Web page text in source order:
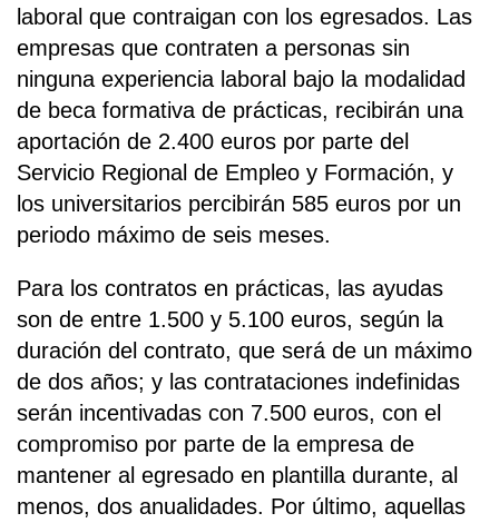
laboral que contraigan con los egresados. Las
empresas que contraten a personas sin
ninguna experiencia laboral bajo la modalidad
de beca formativa de prácticas, recibirán una
aportación de 2.400 euros por parte del
Servicio Regional de Empleo y Formación, y
los universitarios percibirán 585 euros por un
periodo máximo de seis meses.
Para los contratos en prácticas, las ayudas
son de entre 1.500 y 5.100 euros, según la
duración del contrato, que será de un máximo
de dos años; y las contrataciones indefinidas
serán incentivadas con 7.500 euros, con el
compromiso por parte de la empresa de
mantener al egresado en plantilla durante, al
menos, dos anualidades. Por último, aquellas